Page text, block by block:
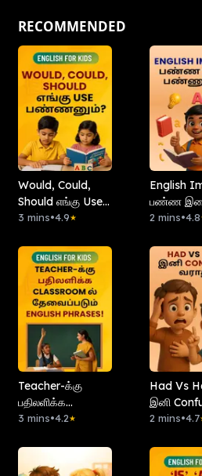
RECOMMENDED
Would, Could,
Should எங்கு Use
பண்ணனும்?
3 mins•4.9★
English
பண்ண
பண்ணுங்க!
2 mins•4.8
Teacher-க்கு
பதிலளிக்க
Classroom ல்
English Phrases!
3 mins•4.2★
Had Vs
இனி
வராது!
2 mins•4.7